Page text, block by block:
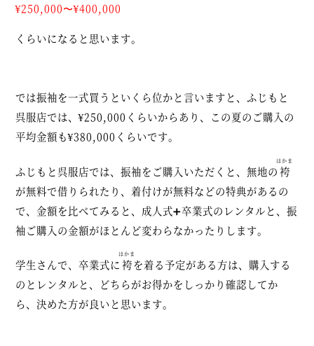
¥250,000〜¥400,000
くらいになると思います。
では振袖を一式買うといくら位かと言いますと、ふじもと
呉服店では、¥250,000くらいからあり、この夏のご購入の
平均金額も¥380,000くらいです。
ふじもと呉服店では、振袖をご購入いただくと、無地の袴
はかま
が無料で借りられたり、着付けが無料などの特典があるの
で、金額を比べてみると、成人式➕卒業式のレンタルと、振
袖ご購入の金額がほとんど変わらなかったりします。
学生さんで、卒業式に袴
はかま
を着る予定がある方は、購入する
のとレンタルと、どちらがお得かをしっかり確認してか
ら、決めた方が良いと思います。